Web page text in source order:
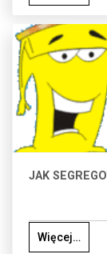
JAK
Więcej…